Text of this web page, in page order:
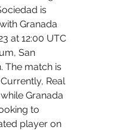
is
Granada
at 12:00 UTC
San
The match is
Real
Granada
to
player on